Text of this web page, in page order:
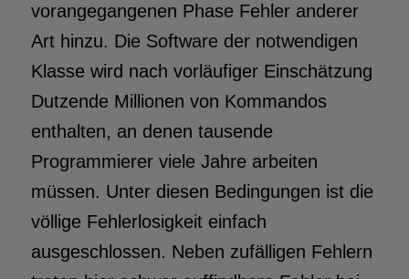
vorangegangenen Phase Fehler anderer
Art hinzu. Die Software der notwendigen
Klasse wird nach vorläufiger Einschätzung
Dutzende Millionen von Kommandos
enthalten, an denen tausende
Programmierer viele Jahre arbeiten
müssen. Unter diesen Bedingungen ist die
völlige Fehlerlosigkeit einfach
ausgeschlossen. Neben zufälligen Fehlern